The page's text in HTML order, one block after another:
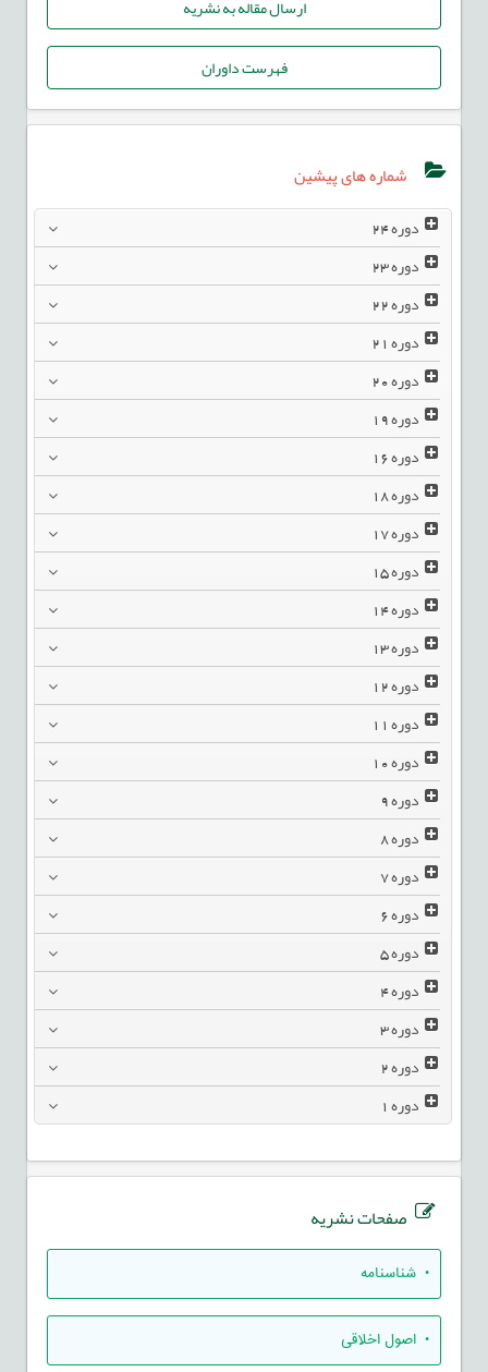
ارسال مقاله به نشریه
فهرست داوران
شماره های پیشین
دوره24
دوره23
دوره22
دوره21
دوره20
دوره19
دوره16
دوره18
دوره17
دوره15
دوره14
دوره13
دوره12
دوره11
دوره10
دوره9
دوره8
دوره7
دوره6
دوره5
دوره4
دوره3
دوره2
دوره1
صفحات نشریه
• شناسنامه
• اصول اخلاقی